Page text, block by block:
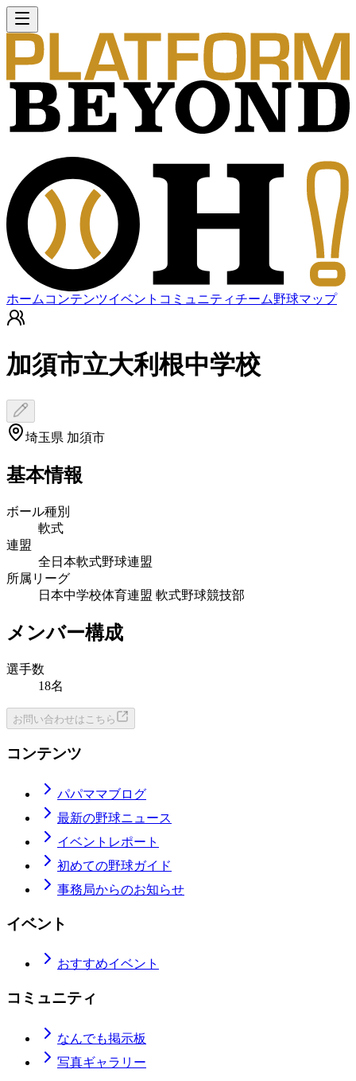
ホーム コンテンツイベント コミュニティチーム野球マップ
加須市立大利根中学校
埼玉県 加須市
基本情報
ボール種別
軟式
連盟
全日本軟式野球連盟
所属リーグ
日本中学校体育連盟 軟式野球競技部
メンバー構成
選手数
18名
お問い合わせはこちら
コンテンツ
パパママブログ
最新の野球ニュース
イベントレポート
初めての野球ガイド
事務局からのお知らせ
イベント
おすすめイベント
コミュニティ
なんでも掲示板
写真ギャラリー